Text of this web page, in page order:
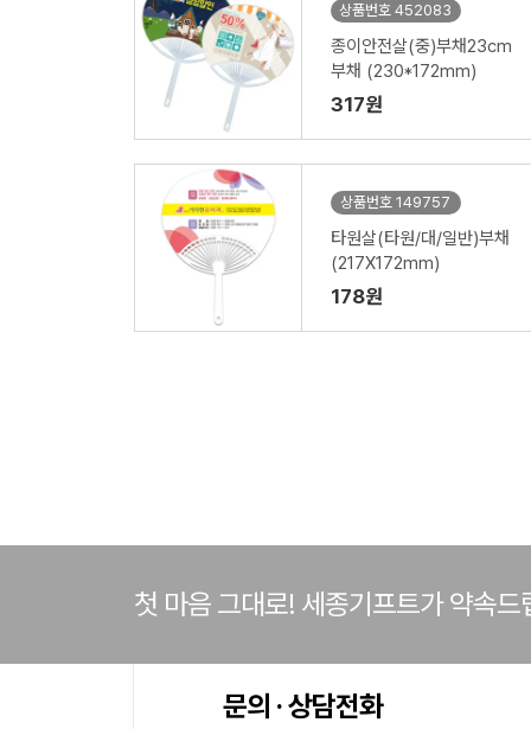
상품번호 452083
종이안전살(중)부채23cm
부채 (230*172mm)
317원
상품번호 149757
타원살(타원/대/일반)부채
(217X172mm)
178원
첫 마음 그대로! 세종기프트가 약속드
문의 · 상담전화